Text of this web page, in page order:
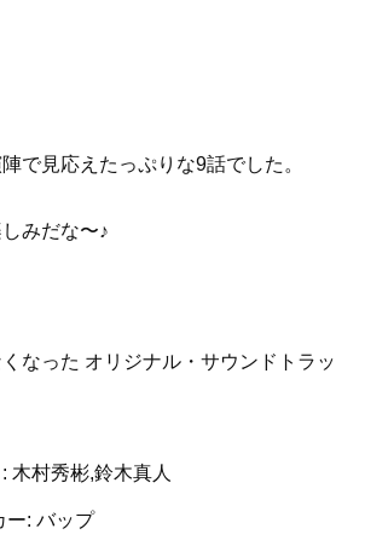
で見応えたっぷりな9話でした。
みだな〜♪
なった オリジナル・サウンドトラッ
木村秀彬,鈴木真人
ー: バップ